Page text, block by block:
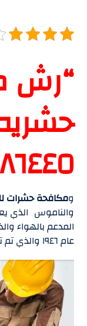
“رش
ومكافحة حشرات
والناموس الذي
المدعم بالهواء
عام ١٩٤٦ والذي تم توظيفه وتطويره .